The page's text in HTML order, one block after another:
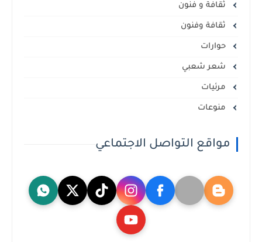
ثقافة و فنون
ثقافة وفنون
حوارات
شعر شعبي
مرئيات
منوعات
مواقع التواصل الاجتماعي